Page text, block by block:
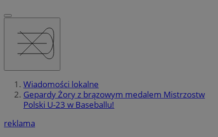
Wiadomości lokalne
Gepardy Żory z brązowym medalem Mistrzostw
Polski U-23 w Baseballu!
reklama